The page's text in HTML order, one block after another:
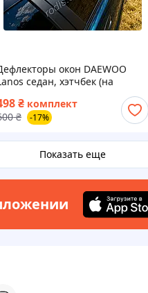
окон DAEWOO
седан, хэтчбек (на
скотче) ветровики Деу Ланос 4
₴ комплект
₴ -17%
Показать еще